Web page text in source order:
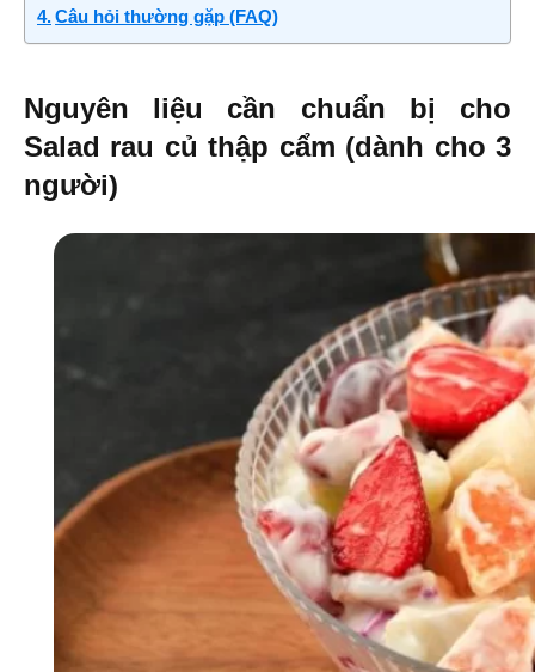
Câu hỏi thường gặp (FAQ)
Nguyên liệu cần chuẩn bị cho
Salad rau củ thập cẩm (dành cho 3
người)